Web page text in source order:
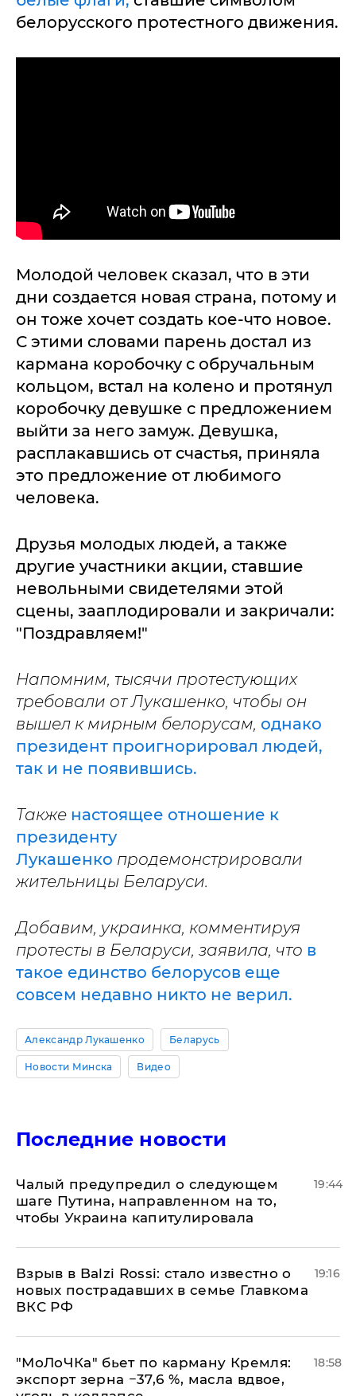
белорусского протестного движения.
Молодой человек сказал, что в эти
дни создается новая страна, потому и
он тоже хочет создать кое-что новое.
С этими словами парень достал из
кармана коробочку с обручальным
кольцом, встал на колено и протянул
коробочку девушке с предложением
выйти за него замуж. Девушка,
расплакавшись от счастья, приняла
это предложение от любимого
человека.
Друзья молодых людей, а также
другие участники акции, ставшие
невольными свидетелями этой
сцены, зааплодировали и закричали:
"Поздравляем!"
Напомним, тысячи протестующих
требовали от Лукашенко, чтобы он
вышел к мирным белорусам, однако
президент проигнорировал людей,
так и не появившись.
Также настоящее отношение к
президенту
Лукашенко продемонстрировали
жительницы Беларуси.
Добавим, украинка, комментируя
протесты в Беларуси, заявила, что в
такое единство белорусов еще
совсем недавно никто не верил.
Александр Лукашенко Беларусь
Новости Минска Видео
Последние новости
Чалый предупредил о следующем
шаге Путина, направленном на то,
чтобы Украина капитулировала
19:44
Взрыв в Balzi Rossi: стало известно о
новых пострадавших в семье Главкома
ВКС РФ
19:16
​"МоЛоЧКа" бьет по карману Кремля:
экспорт зерна −37,6 %, масла вдвое,
18:58